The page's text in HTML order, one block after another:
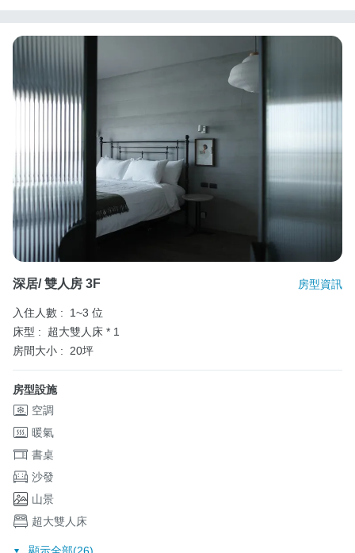
深居/ 雙人房 3F 房型資訊
入住人數 :
1~3 位
床型 :
超大雙人床 * 1
房間大小 : 20坪
房型設施
空調
暖氣
書桌
沙發
山景
超大雙人床